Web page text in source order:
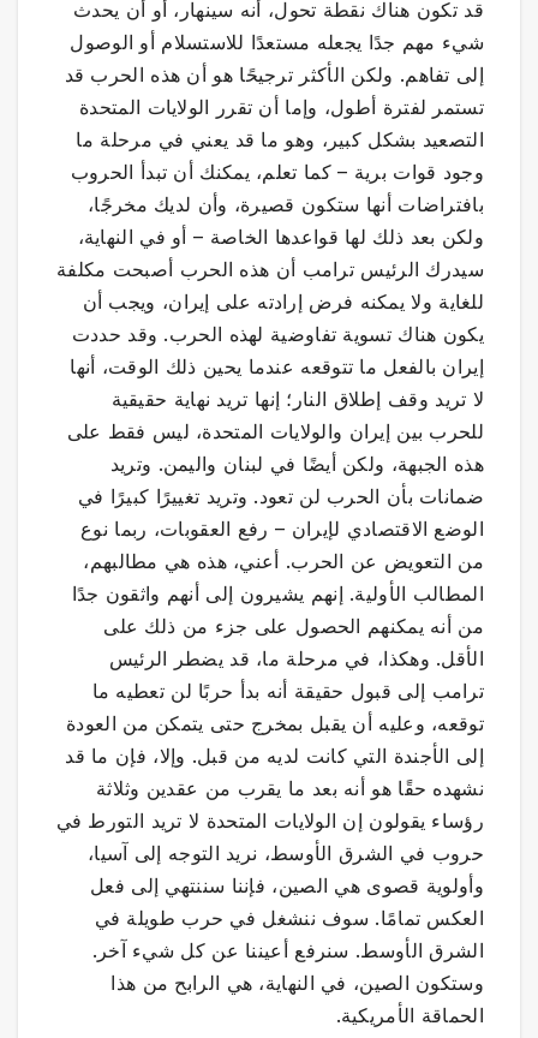
قد تكون هناك نقطة تحول، أنه سينهار، أو أن يحدث
شيء مهم جدًا يجعله مستعدًا للاستسلام أو الوصول
إلى تفاهم. ولكن الأكثر ترجيحًا هو أن هذه الحرب قد
تستمر لفترة أطول، وإما أن تقرر الولايات المتحدة
التصعيد بشكل كبير، وهو ما قد يعني في مرحلة ما
وجود قوات برية – كما تعلم، يمكنك أن تبدأ الحروب
بافتراضات أنها ستكون قصيرة، وأن لديك مخرجًا،
ولكن بعد ذلك لها قواعدها الخاصة – أو في النهاية،
سيدرك الرئيس ترامب أن هذه الحرب أصبحت مكلفة
للغاية ولا يمكنه فرض إرادته على إيران، ويجب أن
يكون هناك تسوية تفاوضية لهذه الحرب. وقد حددت
إيران بالفعل ما تتوقعه عندما يحين ذلك الوقت، أنها
لا تريد وقف إطلاق النار؛ إنها تريد نهاية حقيقية
للحرب بين إيران والولايات المتحدة، ليس فقط على
هذه الجبهة، ولكن أيضًا في لبنان واليمن. وتريد
ضمانات بأن الحرب لن تعود. وتريد تغييرًا كبيرًا في
الوضع الاقتصادي لإيران – رفع العقوبات، ربما نوع
من التعويض عن الحرب. أعني، هذه هي مطالبهم،
المطالب الأولية. إنهم يشيرون إلى أنهم واثقون جدًا
من أنه يمكنهم الحصول على جزء من ذلك على
الأقل. وهكذا، في مرحلة ما، قد يضطر الرئيس
ترامب إلى قبول حقيقة أنه بدأ حربًا لن تعطيه ما
توقعه، وعليه أن يقبل بمخرج حتى يتمكن من العودة
إلى الأجندة التي كانت لديه من قبل. وإلا، فإن ما قد
نشهده حقًا هو أنه بعد ما يقرب من عقدين وثلاثة
رؤساء يقولون إن الولايات المتحدة لا تريد التورط في
حروب في الشرق الأوسط، نريد التوجه إلى آسيا،
وأولوية قصوى هي الصين، فإننا سننتهي إلى فعل
العكس تمامًا. سوف ننشغل في حرب طويلة في
الشرق الأوسط. سنرفع أعيننا عن كل شيء آخر.
وستكون الصين، في النهاية، هي الرابح من هذا
الحماقة الأمريكية.